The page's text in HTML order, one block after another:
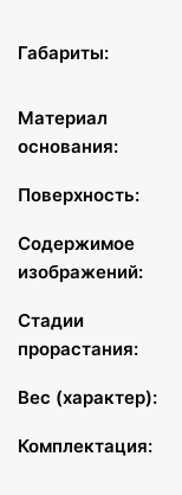
Габариты:
Материал
основания:
Поверхность:
Содержимое
изображений:
Стадии
прорастания:
Вес (характер):
Комплектация: